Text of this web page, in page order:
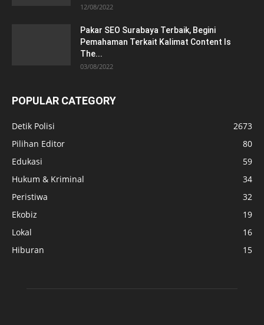
12/08/2022
Pakar SEO Surabaya Terbaik, Begini
Pemahaman Terkait Kalimat Content Is
The...
03/08/2022
POPULAR CATEGORY
Detik Polisi
2673
Pilihan Editor
80
Edukasi
59
Hukum & Kriminal
34
Peristiwa
32
Ekobiz
19
Lokal
16
Hiburan
15